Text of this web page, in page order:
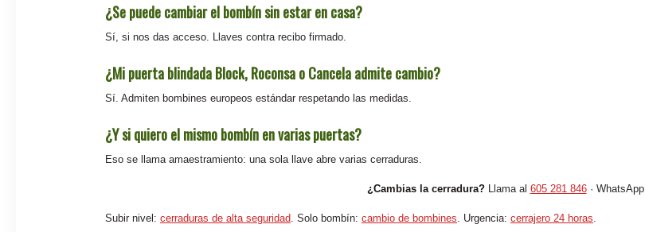
¿Se puede cambiar el bombín sin estar en casa?
Sí, si nos das acceso. Llaves contra recibo firmado.
¿Mi puerta blindada Block, Roconsa o Cancela admite cambio?
Sí. Admiten bombines europeos estándar respetando las medidas.
¿Y si quiero el mismo bombín en varias puertas?
Eso se llama amaestramiento: una sola llave abre varias cerraduras.
¿Cambias la cerradura?Llama al 605 281 846· WhatsApp
Subir nivel: cerraduras de alta seguridad . Solo bombín: cambio de bombines . Urgencia: cerrajero 24 horas